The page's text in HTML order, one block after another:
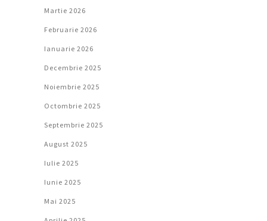
Martie 2026
Februarie 2026
Ianuarie 2026
Decembrie 2025
Noiembrie 2025
Octombrie 2025
Septembrie 2025
August 2025
Iulie 2025
Iunie 2025
Mai 2025